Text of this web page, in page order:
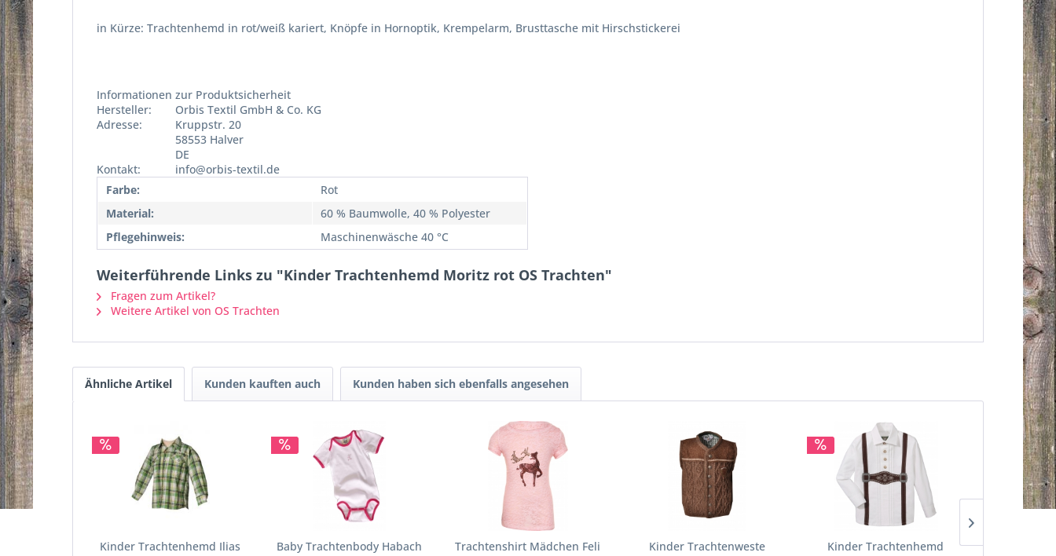
in Kürze: Trachtenhemd in rot/weiß kariert, Knöpfe in Hornoptik, Krempelarm, Brusttasche mit Hirschstickerei
Informationen zur Produktsicherheit
Hersteller:
Orbis Textil GmbH & Co. KG
Adresse:
Kruppstr. 20
58553 Halver
DE
Kontakt:
info@orbis-textil.de
Farbe:
Rot
Material:
60 % Baumwolle, 40 % Polyester
Pflegehinweis:
Maschinenwäsche 40 °C
Weiterführende Links zu "Kinder Trachtenhemd Moritz rot OS Trachten"
Fragen zum Artikel?
Weitere Artikel von OS Trachten
Ähnliche Artikel Kunden kauften auch Kunden haben sich ebenfalls angesehen
Kinder Trachtenhemd Ilias
Baby Trachtenbody Habach
Trachtenshirt Mädchen Feli
Kinder Trachtenweste
Kinder Trachtenhemd